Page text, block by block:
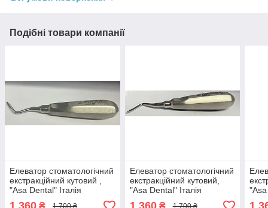
Подібні товари компанії
Елеватор стоматологічний
екстракційний кутовий ,
"Asa Dental" Італія
1 700 ₴
Елеватор стоматологічний
екстракційний кутовий,
"Asa Dental" Італія
1 700 ₴
"Asa